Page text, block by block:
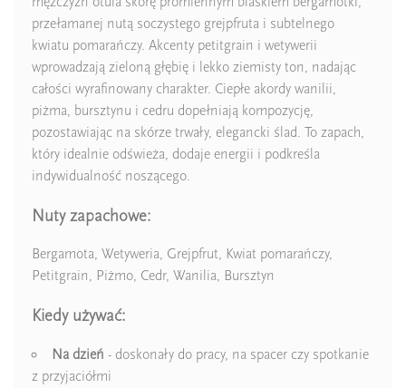
przełamanej nutą soczystego grejpfruta i subtelnego
kwiatu pomarańczy. Akcenty petitgrain i wetywerii
wprowadzają zieloną głębię i lekko ziemisty ton, nadając
całości wyrafinowany charakter. Ciepłe akordy wanilii,
piżma, bursztynu i cedru dopełniają kompozycję,
pozostawiając na skórze trwały, elegancki ślad. To zapach,
który idealnie odświeża, dodaje energii i podkreśla
indywidualność noszącego.
Nuty zapachowe:
Bergamota, Wetyweria, Grejpfrut, Kwiat pomarańczy,
Petitgrain, Piżmo, Cedr, Wanilia, Bursztyn
Kiedy używać:
Na dzień - doskonały do pracy, na spacer czy spotkanie
z przyjaciółmi